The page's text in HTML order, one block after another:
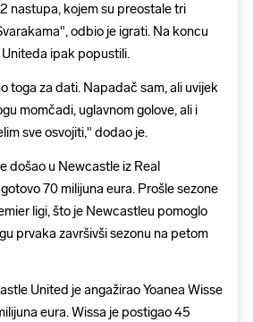
nastupa, kojem su preostale tri
odbio je igrati. Na koncu
ipak popustili.
toga za dati. Napadač sam, ali uvijek
momčadi, uglavnom golove, ali i
sve osvojiti," dodao je.
došao u Newcastle iz Real
70 milijuna eura. Prošle sezone
ligi, što je Newcastleu pomoglo
prvaka završivši sezonu na petom
United je angažirao Yoanea Wisse
eura. Wissa je postigao 45